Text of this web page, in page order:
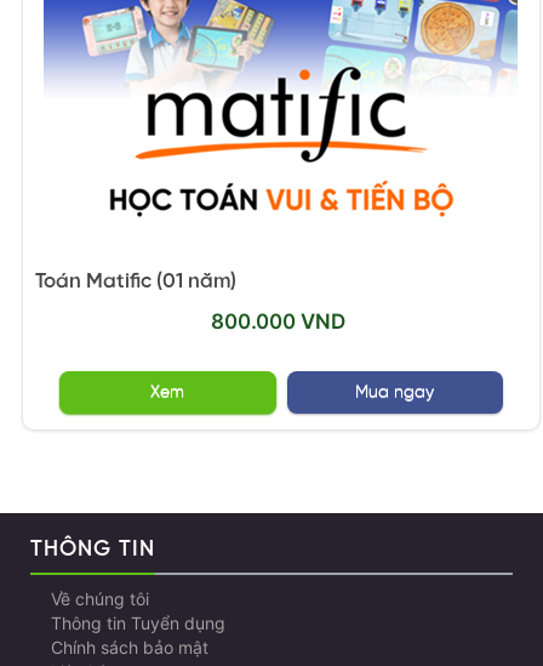
Toán Matific (01 năm)
800.000 VND
Xem Mua ngay
THÔNG TIN
Về chúng tôi
Thông tin Tuyển dụng
Chính sách bảo mật